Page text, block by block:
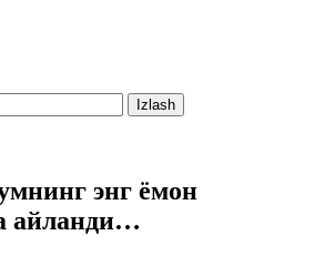
энг ёмон
айланди…